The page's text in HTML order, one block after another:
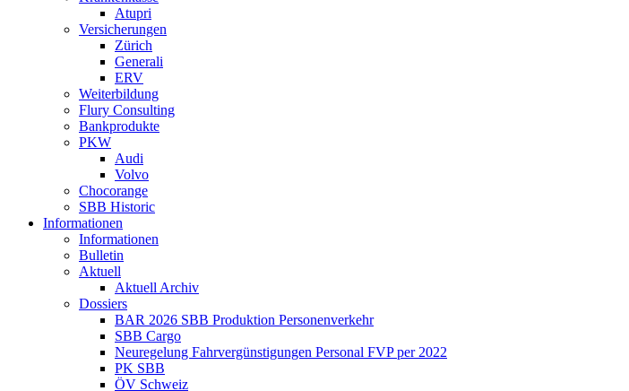
Atupri
Versicherungen
Zürich
Generali
ERV
Weiterbildung
Flury Consulting
Bankprodukte
PKW
Audi
Volvo
Chocorange
SBB Historic
Informationen
Informationen
Bulletin
Aktuell
Aktuell Archiv
Dossiers
BAR 2026 SBB Produktion Personenverkehr
SBB Cargo
Neuregelung Fahrvergünstigungen Personal FVP per 2022
PK SBB
ÖV Schweiz